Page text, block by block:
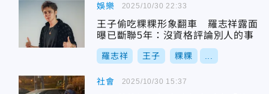
娛樂
王子偷吃粿粿形象翻車 羅志祥露面
曝已斷聯5年：沒資格評論別人的事
羅志祥 王子 粿粿
2025/10/30 22:33
社會 2025/10/30 15:37